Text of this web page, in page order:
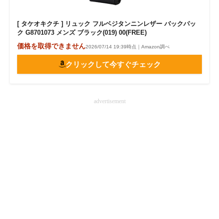
[ タケオキクチ ] リュック フルベジタンニンレザー バックパッ
ク G8701073 メンズ ブラック(019) 00(FREE)
価格を取得できません2026/07/14 19:39時点｜Amazon調べ
クリックして今すぐチェック
advertisement